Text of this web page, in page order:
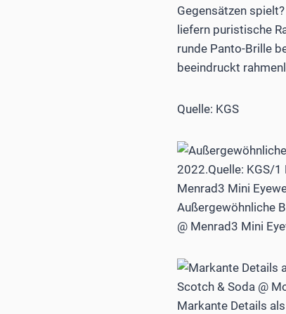
Gegensätzen
liefern puristische
runde Panto-Brille
beeindruckt
Quelle: KGS
Außergewöhnliche
@ Menrad3 Mini
Markante Details